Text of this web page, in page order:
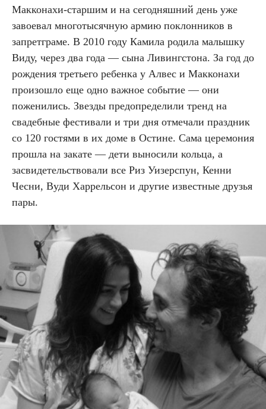
Макконахи-старшим и на сегодняшний день уже
завоевал многотысячную армию поклонников в
запретграме. В 2010 году Камила родила малышку
Виду, через два года — сына Ливингстона. За год до
рождения третьего ребенка у Алвес и Макконахи
произошло еще одно важное событие — они
поженились. Звезды предопределили тренд на
свадебные фестивали и три дня отмечали праздник
со 120 гостями в их доме в Остине. Сама церемония
прошла на закате — дети выносили кольца, а
засвидетельствовали все Риз Уизерспун, Кенни
Чесни, Вуди Харрельсон и другие известные друзья
пары.